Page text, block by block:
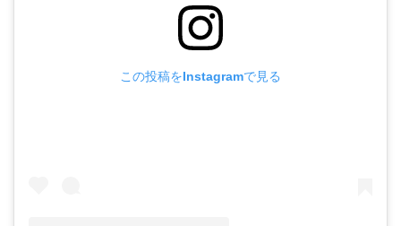
この投稿をInstagramで見る